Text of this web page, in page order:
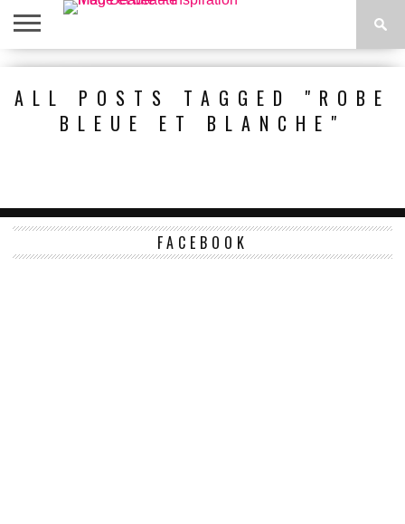
ACCUEIL
ÊTRE
ALL POSTS TAGGED "ROBE
BLEUE ET BLANCHE"
FACEBOOK